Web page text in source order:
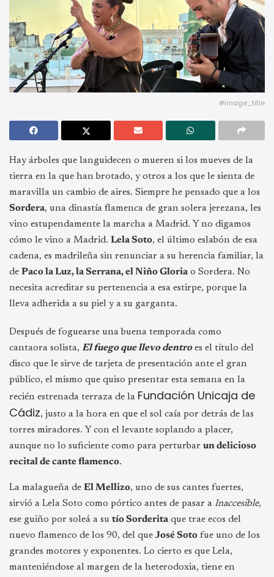
#image_title
Hay árboles que languidecen o mueren si los mueves de la
tierra en la que han brotado, y otros a los que le sienta de
maravilla un cambio de aires. Siempre he pensado que a los
Sordera, una dinastía flamenca de gran solera jerezana, les
vino estupendamente la marcha a Madrid. Y no digamos
cómo le vino a Madrid. Lela Soto, el último eslabón de esa
cadena, es madrileña sin renunciar a su herencia familiar, la
de Paco la Luz, la Serrana, el Niño Gloria o Sordera. No
necesita acreditar su pertenencia a esa estirpe, porque la
lleva adherida a su piel y a su garganta.
Después de foguearse una buena temporada como
cantaora solista, El fuego que llevo dentroes el título del
disco que le sirve de tarjeta de presentación ante el gran
público, el mismo que quiso presentar esta semana en la
recién estrenada terraza de la Fundación Unicaja de
Cádiz, justo a la hora en que el sol caía por detrás de las
torres miradores. Y con el levante soplando a placer,
aunque no lo suficiente como para perturbar un delicioso
recital de cante flamenco.
La malagueña de El Mellizo, uno de sus cantes fuertes,
sirvió a Lela Soto como pórtico antes de pasar a Inaccesible,
ese guiño por soleá a su tío Sorderita que trae ecos del
nuevo flamenco de los 90, del que José Soto fue uno de los
grandes motores y exponentes. Lo cierto es que Lela,
manteniéndose al margen de la heterodoxia, tiene en